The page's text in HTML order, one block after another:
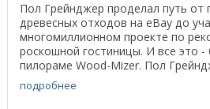
Пол Грейнджер проделал путь от
древесных отходов на eBay до
многомиллионном проекте по
роскошной гостиницы. И все это -
пилораме Wood-Mizer. Пол
инженер до мозга костей. Он
руками ...
подробнее